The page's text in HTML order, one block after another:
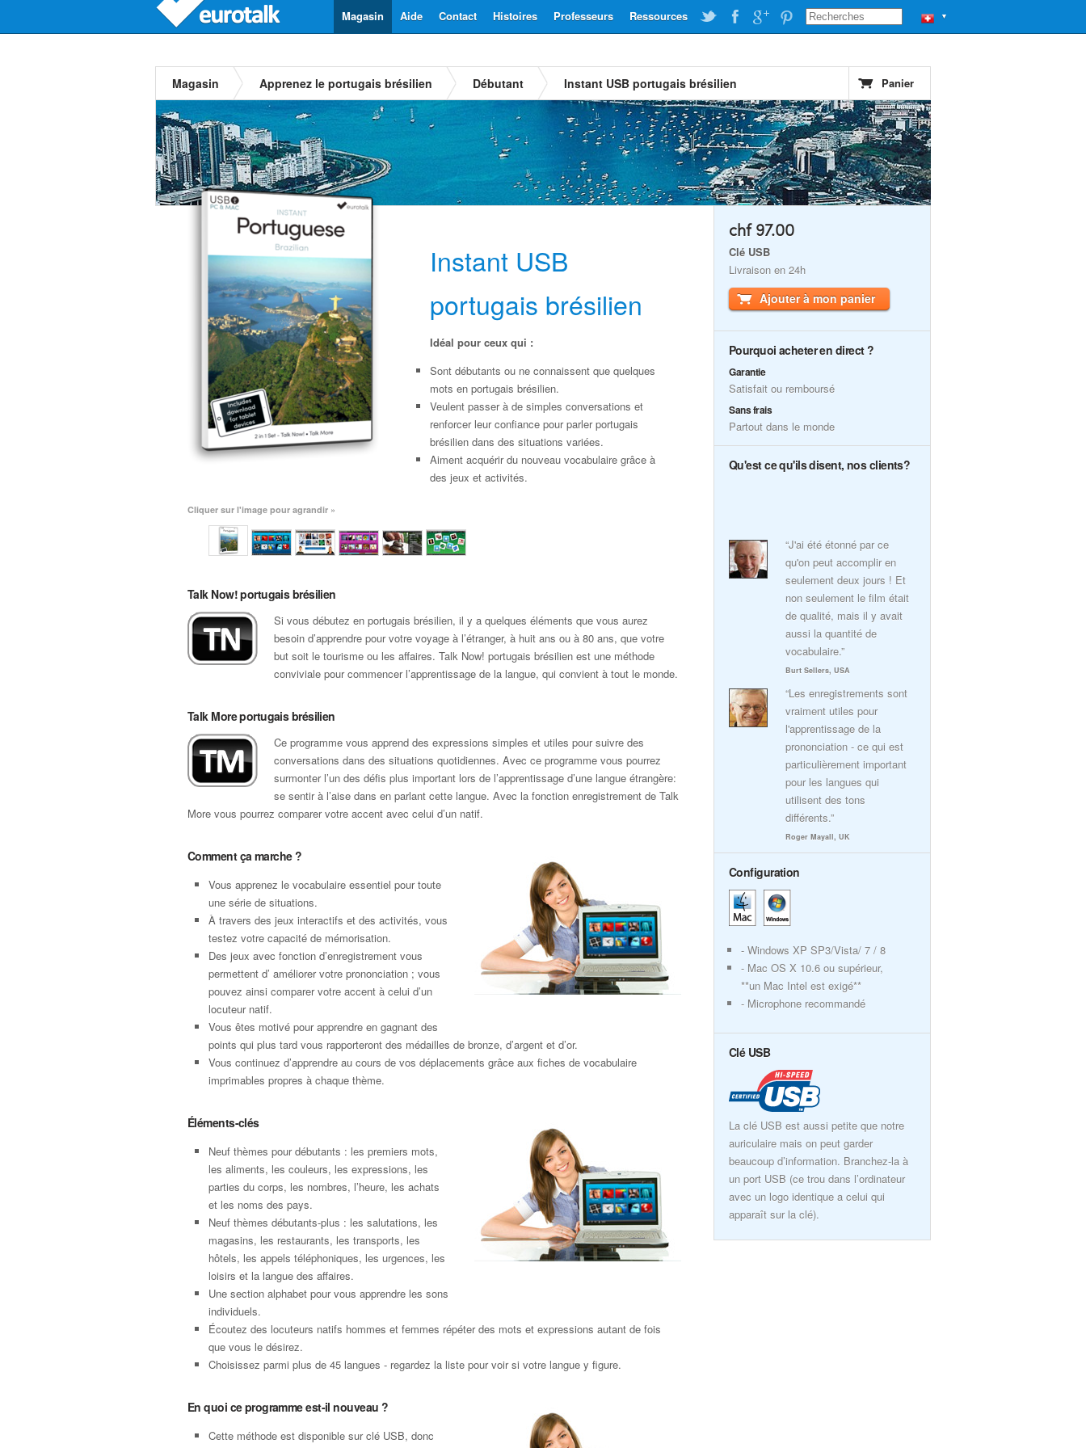
▼
Ressources
Professeurs
Histoires
Contact
Aide
Magasin
Magasin Apprenez le portugais brésilien Débutant Instant USB portugais brésilien Panier
Instant USB
portugais brésilien
Idéal pour ceux qui :
Sont débutants ou ne connaissent que quelques
mots en portugais brésilien.
Veulent passer à de simples conversations et
renforcer leur confiance pour parler portugais
brésilien dans des situations variées.
Aiment acquérir du nouveau vocabulaire grâce à
des jeux et activités.
Cliquer sur l'image pour agrandir »
Talk Now! portugais brésilien
Si vous débutez en portugais brésilien, il y a quelques éléments que vous aurez
besoin d’apprendre pour votre voyage à l’étranger, à huit ans ou à 80 ans, que votre
but soit le tourisme ou les affaires. Talk Now! portugais brésilien est une méthode
conviviale pour commencer l’apprentissage de la langue, qui convient à tout le monde.
Talk More portugais brésilien
Ce programme vous apprend des expressions simples et utiles pour suivre des
conversations dans des situations quotidiennes. Avec ce programme vous pourrez
surmonter l’un des défis plus important lors de l’apprentissage d’une langue étrangère:
se sentir à l’aise dans en parlant cette langue. Avec la fonction enregistrement de Talk
More vous pourrez comparer votre accent avec celui d’un natif.
Comment ça marche ?
Vous apprenez le vocabulaire essentiel pour toute
une série de situations.
À travers des jeux interactifs et des activités, vous
testez votre capacité de mémorisation.
Des jeux avec fonction d’enregistrement vous
permettent d’ améliorer votre prononciation ; vous
pouvez ainsi comparer votre accent à celui d’un
locuteur natif.
Vous êtes motivé pour apprendre en gagnant des
points qui plus tard vous rapporteront des médailles de bronze, d’argent et d’or.
Vous continuez d’apprendre au cours de vos déplacements grâce aux fiches de vocabulaire
imprimables propres à chaque thème.
Éléments-clés
Neuf thèmes pour débutants : les premiers mots,
les aliments, les couleurs, les expressions, les
parties du corps, les nombres, l’heure, les achats
et les noms des pays.
Neuf thèmes débutants-plus : les salutations, les
magasins, les restaurants, les transports, les
hôtels, les appels téléphoniques, les urgences, les
loisirs et la langue des affaires.
Une section alphabet pour vous apprendre les sons
individuels.
Écoutez des locuteurs natifs hommes et femmes répéter des mots et expressions autant de fois
que vous le désirez.
Choisissez parmi plus de 45 langues - regardez la liste pour voir si votre langue y figure.
En quoi ce programme est-il nouveau ?
Cette méthode est disponible sur clé USB, donc
chf 97.00
Clé USB
Livraison en 24h
Ajouter à mon panier
Pourquoi acheter en direct ?
Garantie
Satisfait ou remboursé
Sans frais
Partout dans le monde
Qu'est ce qu'ils disent, nos clients?
“J'ai été étonné par ce
qu'on peut accomplir en
seulement deux jours ! Et
non seulement le film était
de qualité, mais il y avait
aussi la quantité de
vocabulaire.”
Burt Sellers, USA
“Les enregistrements sont
vraiment utiles pour
l'apprentissage de la
prononciation - ce qui est
particulièrement important
pour les langues qui
utilisent des tons
différents.”
Roger Mayall, UK
Configuration
- Windows XP SP3/Vista/ 7 / 8
- Mac OS X 10.6 ou supérieur,
**un Mac Intel est exigé**
- Microphone recommandé
Clé USB
La clé USB est aussi petite que notre
auriculaire mais on peut garder
beaucoup d’information. Branchez-la à
un port USB (ce trou dans l’ordinateur
avec un logo identique a celui qui
apparaît sur la clé).